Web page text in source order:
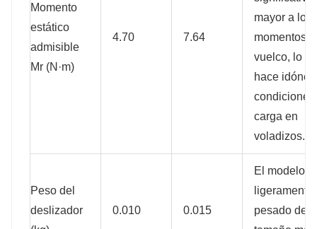
Momento
estático
admisible
Mr (N·m)
4.70 7.64
mayor a los
momentos
vuelco, lo
hace
condiciones
carga en
voladizos.
Peso del
deslizador
0.010 0.015
El modelo
ligeramente
pesado